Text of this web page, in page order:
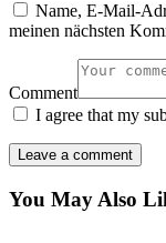
Name, E-Mail-
meinen nächsten
Comment
I agree that my
You May Also